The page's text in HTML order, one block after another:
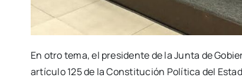
En otro tema, el presidente de la Junta de
artículo 125 de la Constitución Política del